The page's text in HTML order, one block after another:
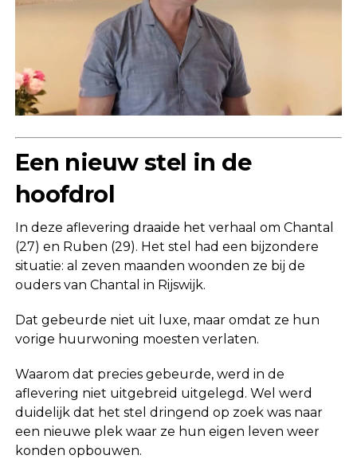
Een nieuw stel in de
hoofdrol
In deze aflevering draaide het verhaal om Chantal
(27) en Ruben (29). Het stel had een bijzondere
situatie: al zeven maanden woonden ze bij de
ouders van Chantal in Rijswijk.
Dat gebeurde niet uit luxe, maar omdat ze hun
vorige huurwoning moesten verlaten.
Waarom dat precies gebeurde, werd in de
aflevering niet uitgebreid uitgelegd. Wel werd
duidelijk dat het stel dringend op zoek was naar
een nieuwe plek waar ze hun eigen leven weer
konden opbouwen.